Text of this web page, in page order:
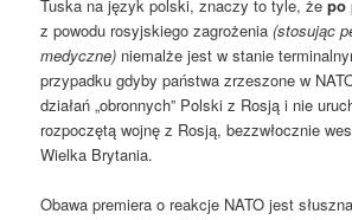
Tuska na język polski, znaczy to tyle, żepo
z powodu rosyjskiego zagrożenia(stosując
medyczne) niemalże jest w stanie
przypadku gdyby państwa zrzeszone w
działań „obronnych” Polski z Rosją i nie
rozpoczętą wojnę z Rosją, bezzwłocznie
Wielka Brytania.
Obawa premiera o reakcje NATO jest